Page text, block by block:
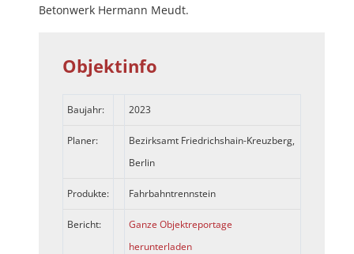
Betonwerk Hermann Meudt.
Objektinfo
Baujahr: 2023
Planer:
Bezirksamt Friedrichshain-Kreuzberg,
Berlin
Produkte: Fahrbahntrennstein
Bericht:
Ganze Objektreportage
herunterladen